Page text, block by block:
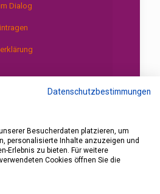
Dialog
Datenschutzbestimmungen
Besucherdaten platzieren, um
personalisierte Inhalte anzuzeigen und
Erlebnis zu bieten. Für weitere
Cookies öffnen Sie die